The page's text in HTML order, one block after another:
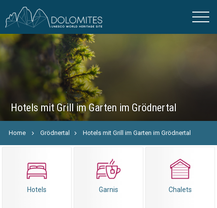
Hotels mit Grill im Garten im Grödnertal
Home Grödnertal Hotels mit Grill im Garten im Grödnertal
Hotels Garnis Chalets